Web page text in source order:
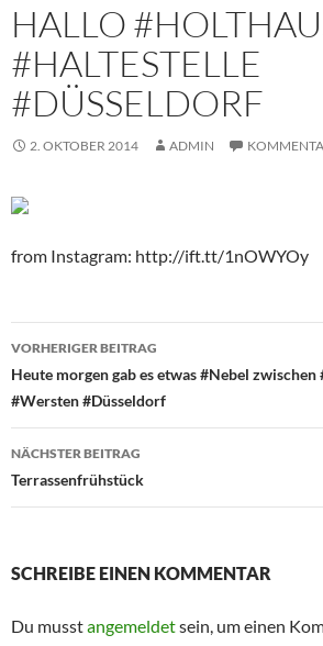
HALLO
#HALTESTELLE
#DÜSSELDORF
2. OKTOBER 2014 ADMIN
from Instagram: http://ift.tt/1nOWYOy
Beitragsnavigation
VORHERIGER BEITRAG
Heute morgen gab es etwas #Nebel
#Wersten #Düsseldorf
NÄCHSTER BEITRAG
Terrassenfrühstück
SCHREIBE EINEN KOMMENTAR
Du musstangemeldetsein, um einen